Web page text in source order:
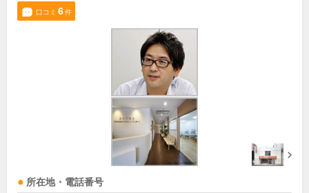
口コミ 6件
所在地・電話番号